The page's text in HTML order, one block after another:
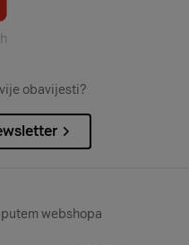
obavijesti?
webshopa